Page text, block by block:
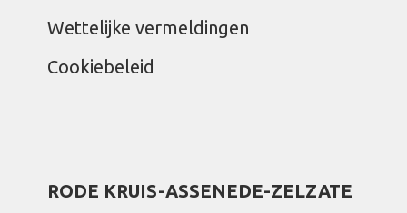
Wettelijke vermeldingen
Cookiebeleid
RODE KRUIS-ASSENEDE-ZELZATE